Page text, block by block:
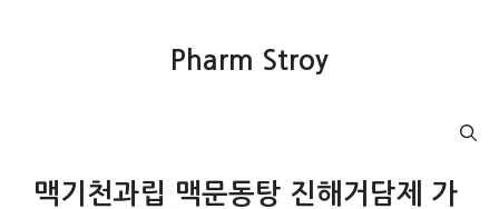
Pharm Stroy
맥기천과립 맥문동탕 진해거담제 가